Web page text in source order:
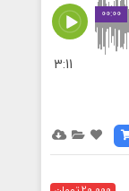
00:00
3:11